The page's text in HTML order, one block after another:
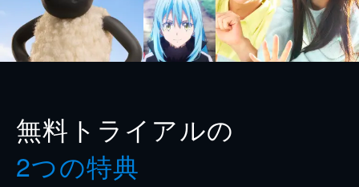
無料トライアルの
2つの特典